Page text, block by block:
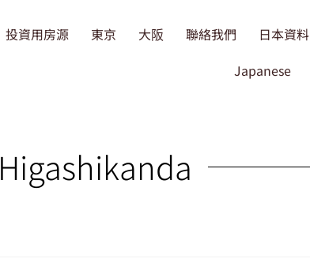
投資用房源 東京 大阪 聯絡我們 日本資料
Japanese
Higashikanda